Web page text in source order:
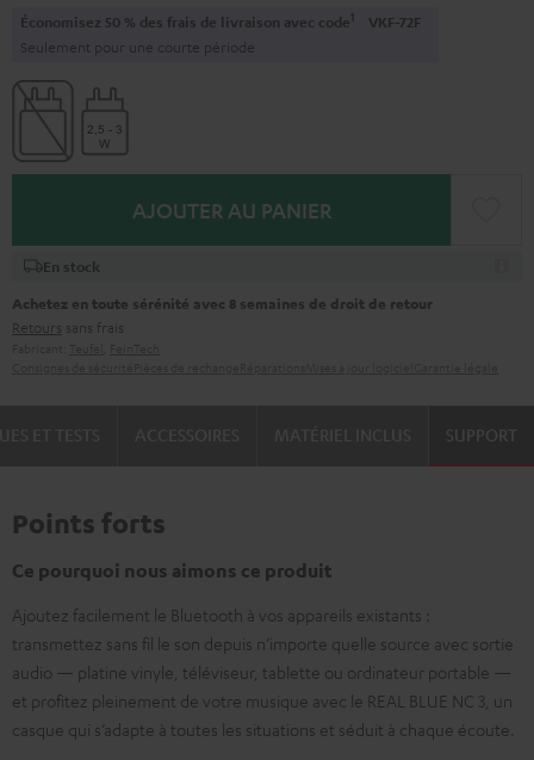
Économisez 50 % des frais de livraison avec code1 VKF-72F
Seulement pour une courte période
AJOUTER AU PANIER
En stock
Achetez en toute sérénité avec 8 semaines de droit de retour
Retours sans frais
SUPPORT
Points forts
Ce pourquoi nous aimons ce produit
Ajoutez facilement le Bluetooth à vos appareils existants :
transmettez sans fil le son depuis n’importe quelle source avec sortie
audio — platine vinyle, téléviseur, tablette ou ordinateur portable —
et profitez pleinement de votre musique avec le REAL BLUE NC 3, un
casque qui s’adapte à toutes les situations et séduit à chaque écoute.